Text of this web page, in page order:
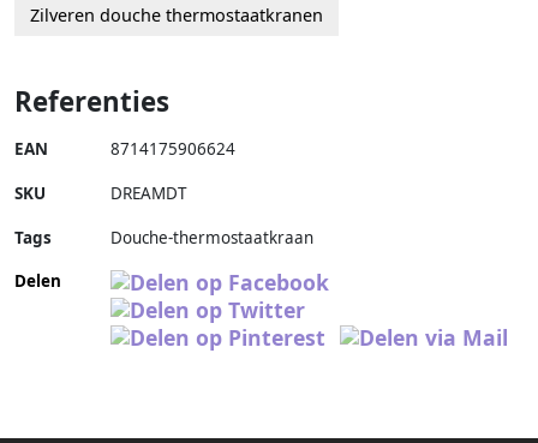
Zilveren douche thermostaatkranen
Referenties
EAN 8714175906624
SKU DREAMDT
Tags
Douche-thermostaatkraan
Delen